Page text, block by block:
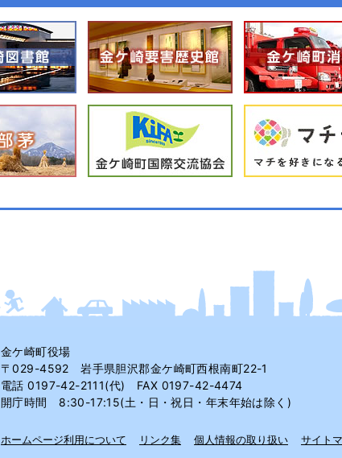
金ケ崎町役場
〒029-4592 岩手県胆沢郡金ケ崎町西根南町22-1
電話 0197-42-2111(代) FAX 0197-42-4474
開庁時間 8:30-17:15(土・日・祝日・年末年始は除く)
ホームページ利用について リンク集 個人情報の取り扱い サイト